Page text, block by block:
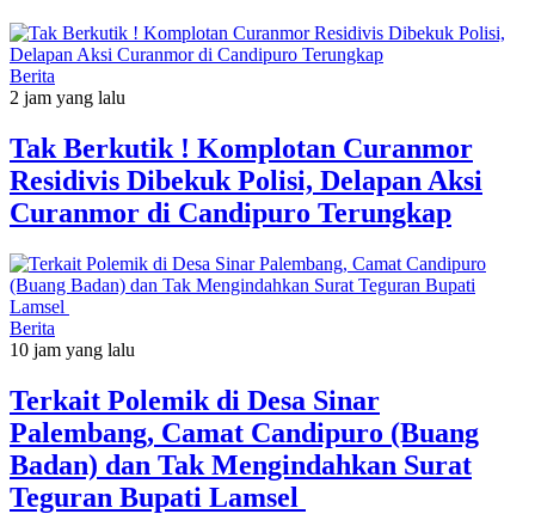
Berita
2 jam yang lalu
Tak Berkutik ! Komplotan Curanmor
Residivis Dibekuk Polisi, Delapan Aksi
Curanmor di Candipuro Terungkap
Berita
10 jam yang lalu
Terkait Polemik di Desa Sinar
Palembang, Camat Candipuro (Buang
Badan) dan Tak Mengindahkan Surat
Teguran Bupati Lamsel ‎